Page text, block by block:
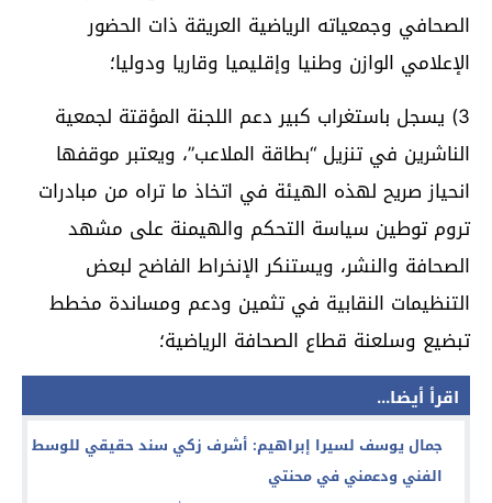
الصحافي وجمعياته الرياضية العريقة ذات الحضور
الإعلامي الوازن وطنيا وإقليميا وقاريا ودوليا؛
3) يسجل باستغراب كبير دعم اللجنة المؤقتة لجمعية
الناشرين في تنزيل “بطاقة الملاعب”، ويعتبر موقفها
انحياز صريح لهذه الهيئة في اتخاذ ما تراه من مبادرات
تروم توطين سياسة التحكم والهيمنة على مشهد
الصحافة والنشر، ويستنكر الإنخراط الفاضح لبعض
التنظيمات النقابية في تثمين ودعم ومساندة مخطط
تبضيع وسلعنة قطاع الصحافة الرياضية؛
اقرأ أيضا...
جمال يوسف لسيرا إبراهيم: أشرف زكي سند حقيقي للوسط
الفني ودعمني في محنتي